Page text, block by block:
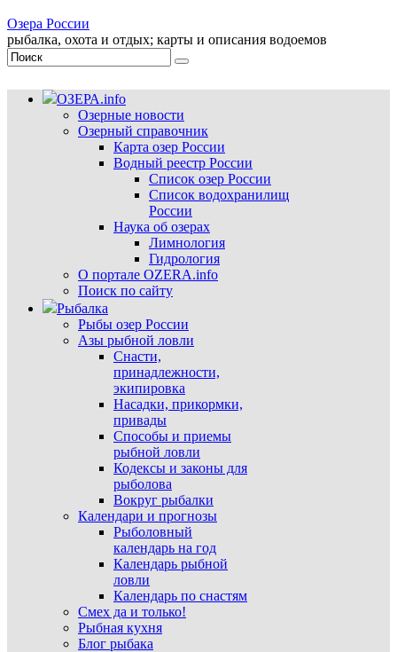
Озера России
рыбалка, охота и отдых; карты и описания водоемов
ОЗЕРА.info
Озерные новости
Озерный справочник
Карта озер России
Водный реестр России
Список озер России
Список водохранилищ
России
Наука об озерах
Лимнология
Гидрология
О портале OZERA.info
Поиск по сайту
Рыбалка
Рыбы озер России
Азы рыбной ловли
Снасти,
принадлежности,
экипировка
Насадки, прикормки,
привады
Способы и приемы
рыбной ловли
Кодексы и законы для
рыболова
Вокруг рыбалки
Календари и прогнозы
Рыболовный
календарь на год
Календарь рыбной
ловли
Календарь по снастям
Смех да и только!
Рыбная кухня
Блог рыбака